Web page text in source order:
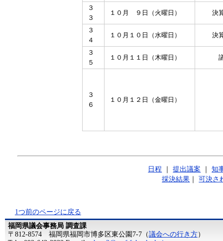
３
３
１０月 ９日（火曜日） 決
３
４
１０月１０日（水曜日） 決
３
５
１０月１１日（木曜日）
３
６
１０月１２日（金曜日）
日程 ｜提出議案 ｜知
採決結果 ｜可決さ
1つ前のページに戻る
福岡県議会事務局 調査課
〒812-8574 福岡県福岡市博多区東公園7-7（議会への行き方）